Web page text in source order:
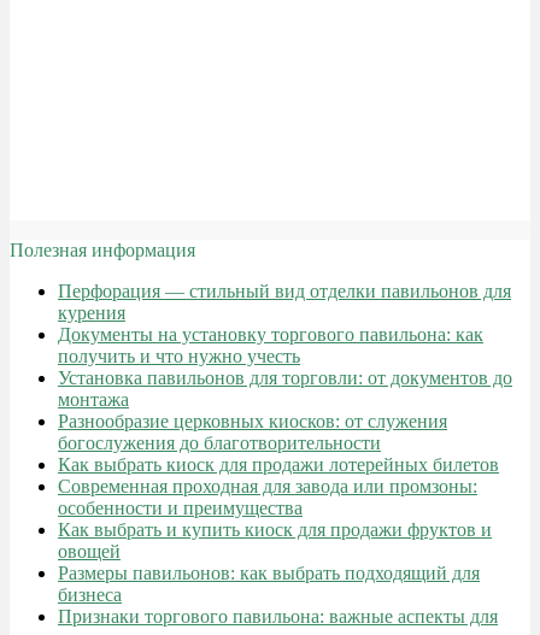
Полезная информация
Перфорация — стильный вид отделки павильонов для
курения
Документы на установку торгового павильона: как
получить и что нужно учесть
Установка павильонов для торговли: от документов до
монтажа
Разнообразие церковных киосков: от служения
богослужения до благотворительности
Как выбрать киоск для продажи лотерейных билетов
Современная проходная для завода или промзоны:
особенности и преимущества
Как выбрать и купить киоск для продажи фруктов и
овощей
Размеры павильонов: как выбрать подходящий для
бизнеса
Признаки торгового павильона: важные аспекты для